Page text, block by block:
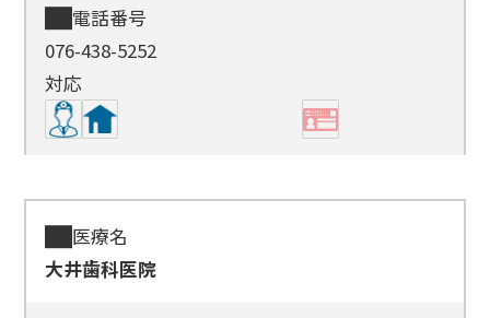
電話番号
076-438-5252
対応
医療名
大井歯科医院